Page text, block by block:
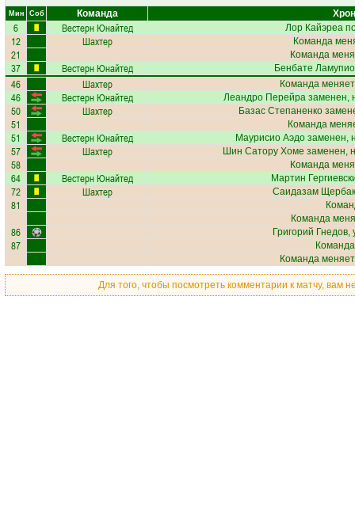
Мин Соб Команда
6 Вестерн Юнайтед Лор Кайэреа
12 Шахтер Команда
21 Команда
37 Вестерн Юнайтед Бенбате Ламупио
46 Шахтер Команда
46 Вестерн Юнайтед Леандро Перейра заменен,
50 Шахтер Базас Степаненко
51 Команда
51 Вестерн Юнайтед Маурисио Аэдозаменен,
57 Шахтер Шин Сатору Хоме заменен,
58 Команда
64 Вестерн Юнайтед Мартин
72 Шахтер Саидазам Щербак
81
Команда
86 Григорий Гнедов,
87
Команда
Для того, чтобы посмотреть комментарии к матчу, вам